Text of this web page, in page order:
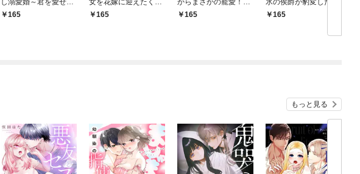
し溺愛婚～君を愛せな
いと言った軍人公爵様
165
女を花嫁に迎えたくて
たまらない～“形だけの
165
からまさかの寵愛！
平安新婚絵巻【分冊
165
氷の侯爵が豹変したら
溺愛が熱すぎて蕩けそ
165
もっと見る